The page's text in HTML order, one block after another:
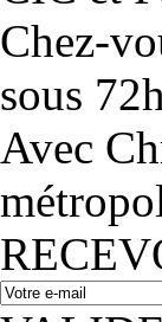
Chez-
sous
Avec